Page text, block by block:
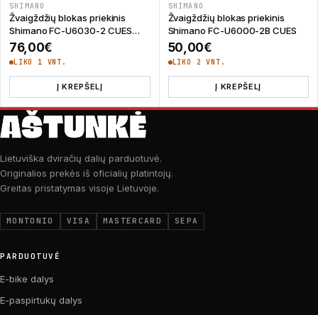
SHIMANO
Žvaigždžių blokas priekinis
Shimano FC-U6030-2 CUES
LinkGlide
76,00€
LIKO 1 VNT.
Į KREPŠELĮ
SHIMANO
Žvaigždžių blokas priekinis
Shimano FC-U6000-2B CUES
50,00€
LIKO 2 VNT.
Į KREPŠELĮ
Lietuviška dviračių dalių parduotuvė.
Originalios prekės iš oficialių platintojų.
Greitas pristatymas visoje Lietuvoje.
MONTONIO VISA MASTERCARD SEPA
PARDUOTUVĖ
E-bike dalys
E-paspirtukų dalys